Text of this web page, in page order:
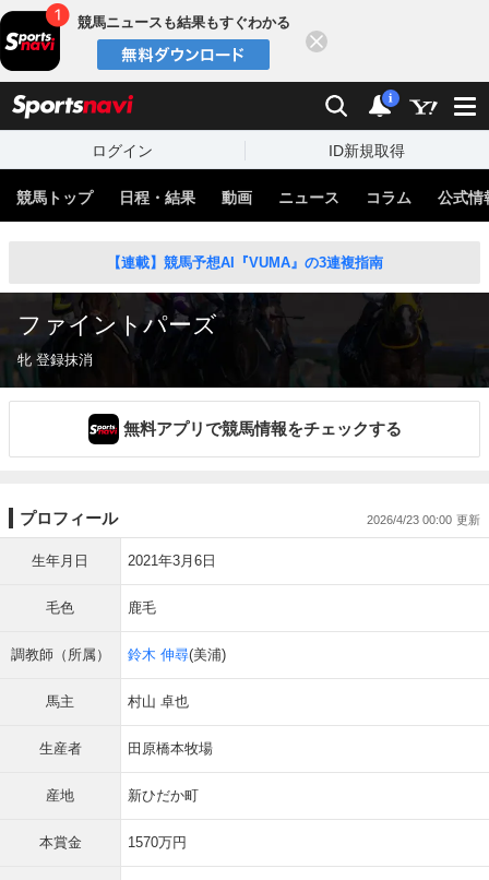
競馬ニュースも結果もすぐわかる
検索 通知
i
ログイン ID新規取得
競馬トップ 日程・結果 動画 ニュース コラム 公式情
【連載】競馬予想AI『VUMA』の3連複指南
ファイントパーズ
牝 登録抹消
無料アプリで競馬情報をチェックする
プロフィール 2026/4/23 00:00
生年月日 2021年3月6日
毛色 鹿毛
調教師（所属） 鈴木 伸尋(美浦)
馬主 村山 卓也
生産者 田原橋本牧場
産地 新ひだか町
本賞金 1570万円